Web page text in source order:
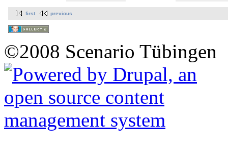
first previous
©2008 Scenario Tübingen